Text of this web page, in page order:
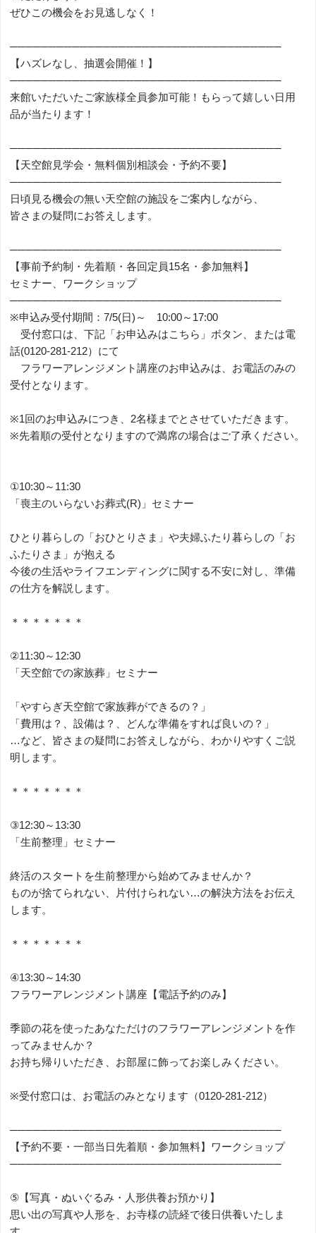
ぜひこの機会をお見逃しなく！
───────────────────────────────────
【ハズレなし、抽選会開催！】
───────────────────────────────────
来館いただいたご家族様全員参加可能！もらって嬉しい日用
品が当たります！
───────────────────────────────────
【天空館見学会・無料個別相談会・予約不要】
───────────────────────────────────
日頃見る機会の無い天空館の施設をご案内しながら、
皆さまの疑問にお答えします。
───────────────────────────────────
【事前予約制・先着順・各回定員15名・参加無料】
セミナー、ワークショップ
───────────────────────────────────
※申込み受付期間：7/5(日)～ 10:00～17:00
受付窓口は、下記「お申込みはこちら」ボタン、または電
話(0120-281-212）にて
フラワーアレンジメント講座のお申込みは、お電話のみの
受付となります。
※1回のお申込みにつき、2名様までとさせていただきます。
※先着順の受付となりますので満席の場合はご了承ください。
①10:30～11:30
「喪主のいらないお葬式(R)」セミナー
ひとり暮らしの「おひとりさま」や夫婦ふたり暮らしの「お
ふたりさま」が抱える
今後の生活やライフエンディングに関する不安に対し、準備
の仕方を解説します。
＊＊＊＊＊＊＊
②11:30～12:30
「天空館での家族葬」セミナー
「やすらぎ天空館で家族葬ができるの？」
「費用は？、設備は？、どんな準備をすれば良いの？」
…など、皆さまの疑問にお答えしながら、わかりやすくご説
明します。
＊＊＊＊＊＊＊
③12:30～13:30
「生前整理」セミナー
終活のスタートを生前整理から始めてみませんか？
ものが捨てられない、片付けられない…の解決方法をお伝え
します。
＊＊＊＊＊＊＊
④13:30～14:30
フラワーアレンジメント講座【電話予約のみ】
季節の花を使ったあなただけのフラワーアレンジメントを作
ってみませんか？
お持ち帰りいただき、お部屋に飾ってお楽しみください。
※受付窓口は、お電話のみとなります（0120-281-212）
───────────────────────────────────
【予約不要・一部当日先着順・参加無料】ワークショップ
───────────────────────────────────
⑤【写真・ぬいぐるみ・人形供養お預かり】
思い出の写真や人形を、お寺様の読経で後日供養いたしま